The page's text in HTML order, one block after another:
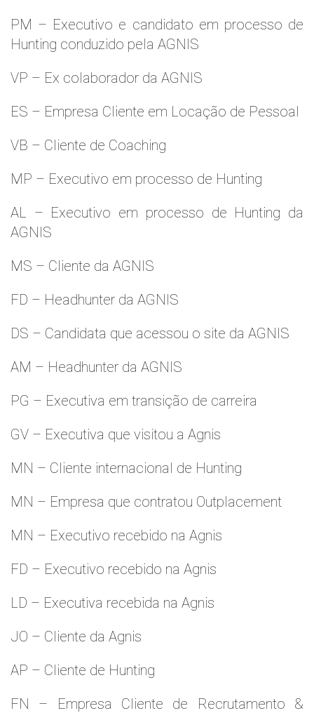
PM – Executivo e candidato em processo de
Hunting conduzido pela AGNIS
VP – Ex colaborador da AGNIS
ES – Empresa Cliente em Locação de Pessoal
VB – Cliente de Coaching
MP – Executivo em processo de Hunting
AL – Executivo em processo de Hunting da
AGNIS
MS – Cliente da AGNIS
FD – Headhunter da AGNIS
DS – Candidata que acessou o site da AGNIS
AM – Headhunter da AGNIS
PG – Executiva em transição de carreira
GV – Executiva que visitou a Agnis
MN – Cliente internacional de Hunting
MN – Empresa que contratou Outplacement
MN – Executivo recebido na Agnis
FD – Executivo recebido na Agnis
LD – Executiva recebida na Agnis
JO – Cliente da Agnis
AP – Cliente de Hunting
FN – Empresa Cliente de Recrutamento &